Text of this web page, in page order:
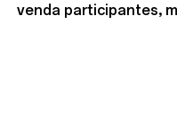
venda participantes,